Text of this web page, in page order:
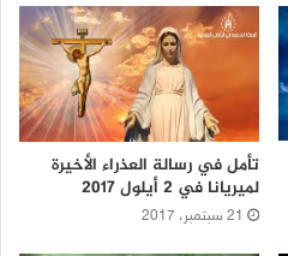
تأمل في رسالة العذراء الأخيرة
لميريانا في 2 أيلول 2017
21 سبتمبر، 2017